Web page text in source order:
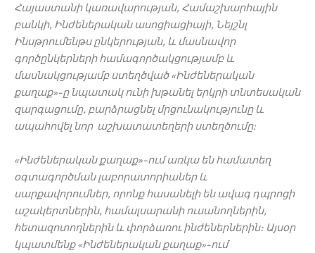
Հայաստանի կառավարության, Համաշխարհային
բանկի, Ինժեներական ասոցիացիայի, Նեյշնլ
Ինսթրումենթս ընկերության, և մասնավոր
գործընկերների համագործակցությամբ և
մասնակցությամբ ստեղծված«Ինժեներական
քաղաք»-ը նպատակ ունի խթանել երկրի տնտեսական
զարգացումը, բարձրացնել մրցունակությունը և
ապահովել նոր աշխատատեղերի ստեղծումը:
«Ինժեներական քաղաք»-ում առկա են համատեղ
օգտագործման լաբորատորիաներ և
սարքավորումներ, որոնք հասանելի են ավագ դպրոցի
աշակերտներին, համալսարանի ուսանողներին,
հետազոտողներին և փորձառու ինժեներներին։ Այսօր
կպատմենք«Ինժեներական քաղաք»-ում